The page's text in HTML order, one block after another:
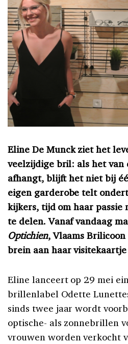
Eline De Munck ziet het
veelzijdige bril: als het van
afhangt, blijft het niet bij
eigen garderobe telt
kijkers, tijd om haar
te delen. Vanaf vandaag
Optichien, Vlaams
brein aan haar
Eline lanceert op 29 mei
brillenlabel Odette
sinds twee jaar wordt
optische- als zonnebrillen
vrouwen worden verkocht